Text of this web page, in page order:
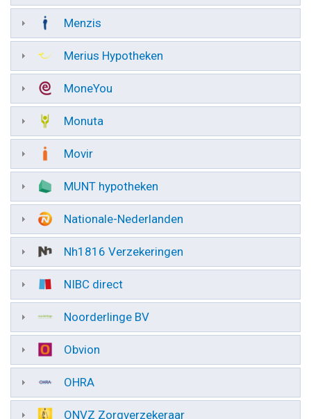
Menzis
Merius Hypotheken
MoneYou
Monuta
Movir
MUNT hypotheken
Nationale-Nederlanden
Nh1816 Verzekeringen
NIBC direct
Noorderlinge BV
Obvion
OHRA
ONVZ Zorgverzekeraar